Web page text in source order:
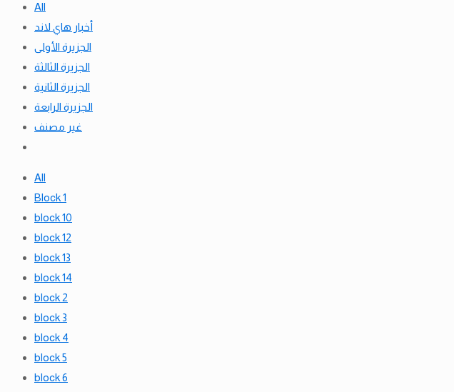
All
أخبار هاي لاند
الجزيرة الأولى
الجزيرة الثالثة
الجزيرة الثانية
الجزيرة الرابعة
غير مصنف
All
Block 1
block 10
block 12
block 13
block 14
block 2
block 3
block 4
block 5
block 6